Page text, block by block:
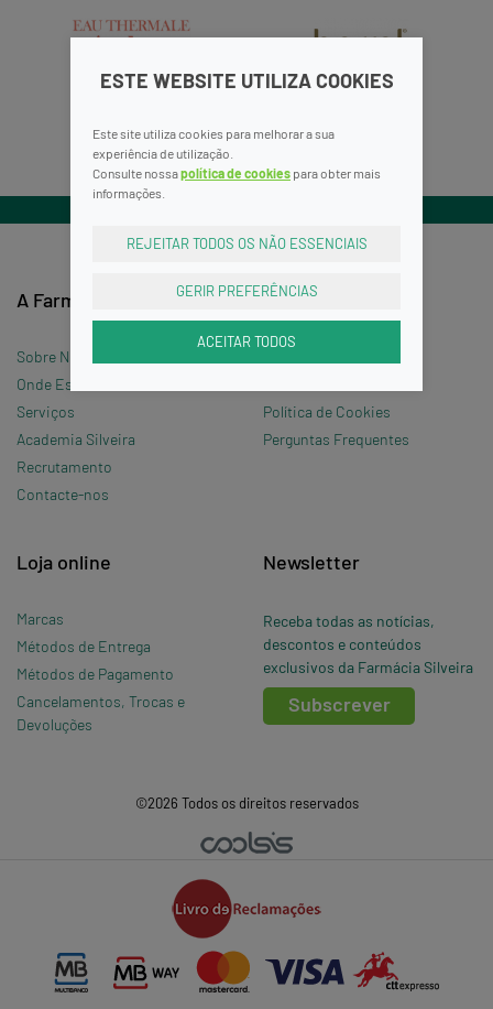
ESTE WEBSITE UTILIZA COOKIES
Este site utiliza cookies para melhorar a sua
experiência de utilização.
Consulte nossapolítica de cookies para obter mais
informações.
REJEITAR TODOS OS NÃO ESSENCIAIS
GERIR PREFERÊNCIAS
ACEITAR TODOS
A Farmácia
Sobre Nós
Onde Estamos »
Serviços
Academia Silveira
Recrutamento
Contacte-nos
Informações
Política de Cookies
Perguntas Frequentes
Loja online
Marcas
Métodos de Entrega
Métodos de Pagamento
Cancelamentos, Trocas e
Devoluções
Newsletter
Receba todas as notícias,
descontos e conteúdos
exclusivos da Farmácia Silveira
Subscrever
©2026 Todos os direitos reservados